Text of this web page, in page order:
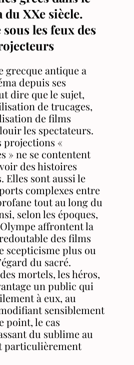
du XXe siècle.
sous les feux des
grecque antique a
depuis ses
dire que le sujet,
de trucages,
de films
les spectateurs.
projections «
» ne se contentent
des histoires
Elles sont aussi le
complexes entre
tout au long du
selon les époques,
affrontent la
des films
scepticisme plus ou
du sacré.
mortels, les héros,
un public qui
à eux, au
sensiblement
point, le cas
du sublime au
particulièrement